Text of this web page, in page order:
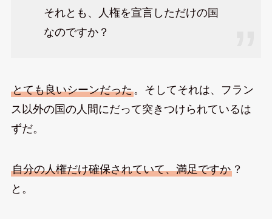
それとも、人権を宣言しただけの国
なのですか？
とても良いシーンだった。そしてそれは、フラン
ス以外の国の人間にだって突きつけられているは
ずだ。
自分の人権だけ確保されていて、満足ですか？
と。